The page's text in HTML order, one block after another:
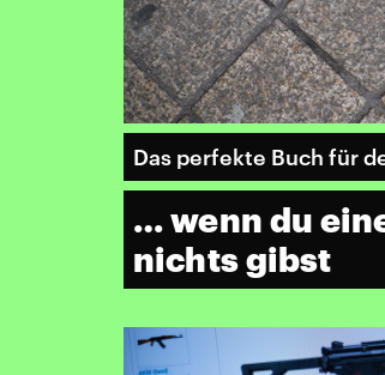
Das perfekte Buch für
… wenn du
nichts gibst